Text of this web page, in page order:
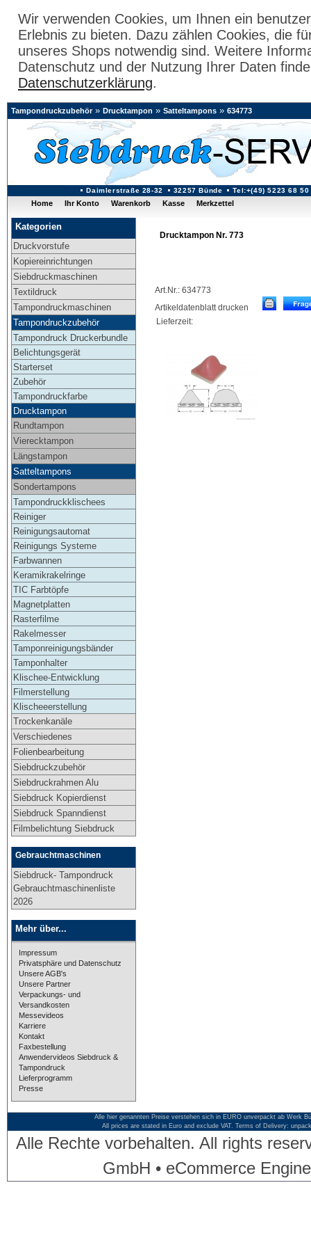
Wir verwenden Cookies, um Ihnen ein
Erlebnis zu bieten. Dazu zählen Cookies, die
unseres Shops notwendig sind. Weitere
Datenschutz und der Nutzung Ihrer Daten
Datenschutzerklärung.
Daimlerstraße 28-32 32257 Bünde Tel:+(49) 5223 68 50
Tampondruckzubehör» Drucktampon » Satteltampons » 634773
Home Ihr Konto Warenkorb Kasse Merkzettel
Kategorien
Druckvorstufe
Kopiereinrichtungen
Siebdruckmaschinen
Textildruck
Tampondruckmaschinen
Tampondruckzubehör
Tampondruck Druckerbundle
Belichtungsgerät
Starterset
Zubehör
Tampondruckfarbe
Drucktampon
Rundtampon
Vierecktampon
Längstampon
Satteltampons
Sondertampons
Tampondruckklischees
Reiniger
Reinigungsautomat
Reinigungs Systeme
Farbwannen
Keramikrakelringe
TIC Farbtöpfe
Magnetplatten
Rasterfilme
Rakelmesser
Tamponreinigungsbänder
Tamponhalter
Klischee-Entwicklung
Filmerstellung
Klischeeerstellung
Trockenkanäle
Verschiedenes
Folienbearbeitung
Siebdruckzubehör
Siebdruckrahmen Alu
Siebdruck Kopierdienst
Siebdruck Spanndienst
Filmbelichtung Siebdruck
Gebrauchtmaschinen
Siebdruck- Tampondruck
Gebrauchtmaschinenliste
2026
Mehr über...
Impressum
Privatsphäre und Datenschutz
Unsere AGB's
Unsere Partner
Verpackungs- und
Versandkosten
Messevideos
Karriere
Kontakt
Faxbestellung
Anwendervideos Siebdruck &
Tampondruck
Lieferprogramm
Presse
Drucktampon Nr. 773
Art.Nr.: 634773
Artikeldatenblatt drucken
Lieferzeit:
Alle hier genannten Preise verstehen sich in EURO unverpackt ab Werk
All prices are stated in Euro and exclude VAT. Terms of Delivery:
Alle Rechte vorbehalten. All rights
GmbH • eCommerce